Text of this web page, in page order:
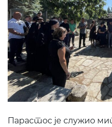
Парастос је служио